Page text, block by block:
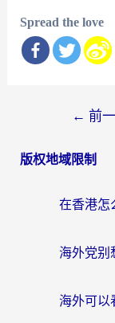
Spread the love
导
← 前
版权地域限制